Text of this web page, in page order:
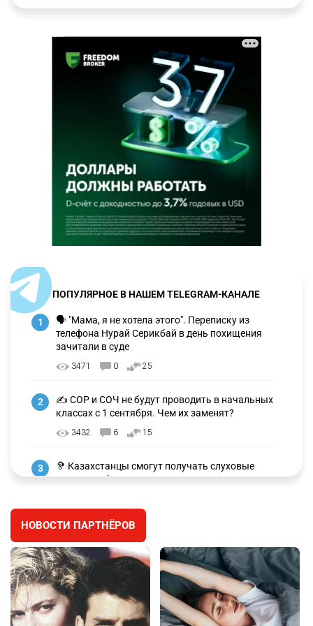
ПОПУЛЯРНОЕ В НАШЕМ TELEGRAM-КАНАЛЕ
1
🗣 "Мама, я не хотела этого". Переписку из
телефона Нурай Серикбай в день похищения
зачитали в суде
3471 0 25
2
✍️ СОР и СОЧ не будут проводить в начальных
классах с 1 сентября. Чем их заменят?
3432 6 15
3
🦻 Казахстанцы смогут получать слуховые
аппараты без инвалидности
🐏 Скота больше, а мясо дороже. Почему в
Казахстане продолжают расти цены на
баранину и конину
2810
5
🏠 Оправданному пастуху из Актобе подарили
НОВОСТИ ПАРТНЁРОВ